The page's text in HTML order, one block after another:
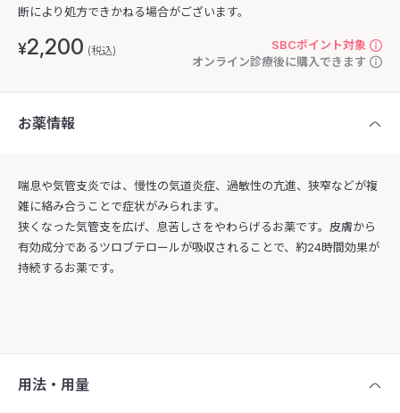
断により処方できかねる場合がございます。
¥2,200 (税込)
SBCポイント対象
オンライン診療後に購入できます
お薬情報
喘息や気管支炎では、慢性の気道炎症、過敏性の亢進、狭窄などが複
雑に絡み合うことで症状がみられます。
狭くなった気管支を広げ、息苦しさをやわらげるお薬です。皮膚から
有効成分であるツロブテロールが吸収されることで、約24時間効果が
持続するお薬です。
用法・用量